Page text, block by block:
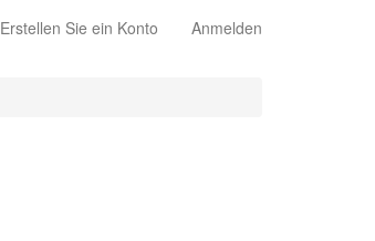
Erstellen Sie ein Konto Anmelden